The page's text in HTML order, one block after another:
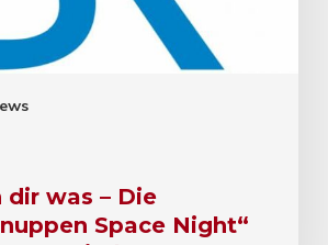
dir was – Die
Space Night“